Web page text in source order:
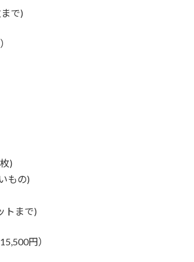
で)
)
もの)
トまで)
円）